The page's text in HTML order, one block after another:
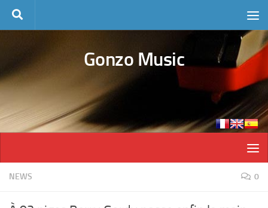
Skip to content
Gonzo Music
NEWS 0